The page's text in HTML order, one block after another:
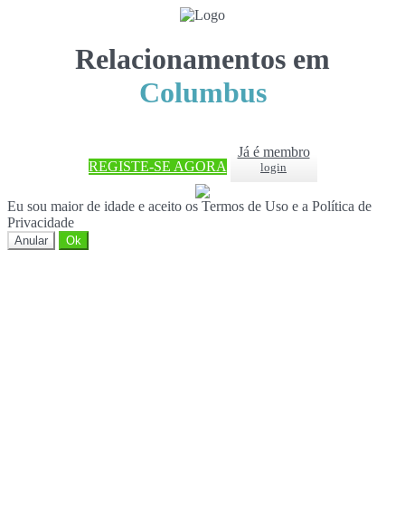
Relacionamentos em
Columbus
REGISTE-SE AGORA
Já é membro
login
Eu sou maior de idade e aceito os Termos de Uso e a Política de
Privacidade
Anular Ok